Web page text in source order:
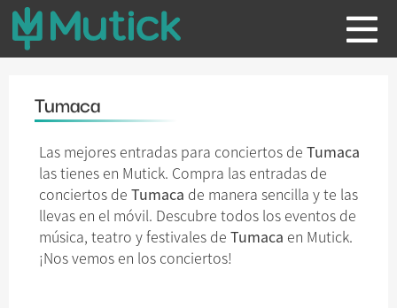
Tumaca
Las mejores entradas para conciertos de Tumaca
las tienes en Mutick. Compra las entradas de
conciertos de Tumaca de manera sencilla y te las
llevas en el móvil. Descubre todos los eventos de
música, teatro y festivales de Tumaca en Mutick.
¡Nos vemos en los conciertos!